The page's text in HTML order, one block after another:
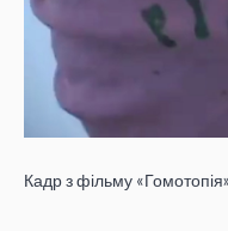
Кадр з фільму